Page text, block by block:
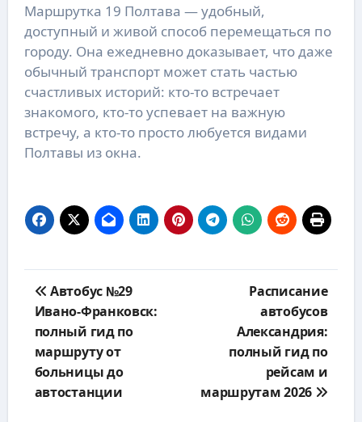
Маршрутка 19 Полтава — удобный,
доступный и живой способ перемещаться по
городу. Она ежедневно доказывает, что даже
обычный транспорт может стать частью
счастливых историй: кто-то встречает
знакомого, кто-то успевает на важную
встречу, а кто-то просто любуется видами
Полтавы из окна.
по
записям
Автобус №29
Ивано-Франковск:
полный гид по
маршруту от
больницы до
автостанции
Расписание
автобусов
Александрия:
полный гид по
рейсам и
маршрутам 2026